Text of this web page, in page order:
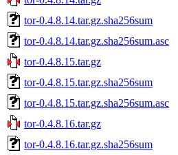
tor-0.4.8.14.tar.gz.sha256sum
tor-0.4.8.14.tar.gz.sha256sum.asc
tor-0.4.8.15.tar.gz
tor-0.4.8.15.tar.gz.sha256sum
tor-0.4.8.15.tar.gz.sha256sum.asc
tor-0.4.8.16.tar.gz
tor-0.4.8.16.tar.gz.sha256sum